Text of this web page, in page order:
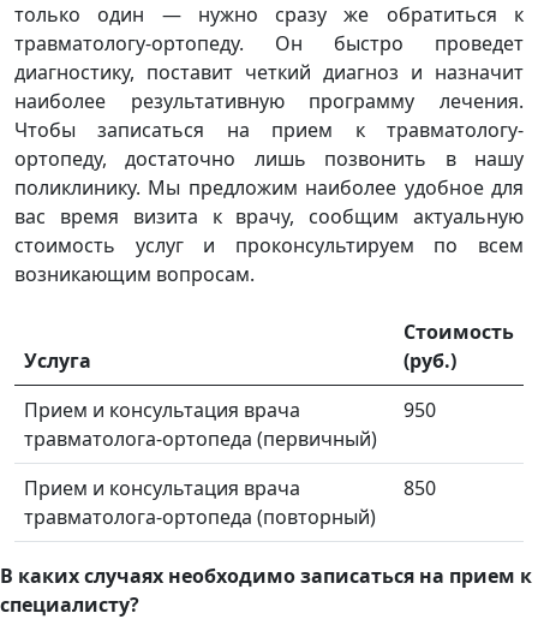
только один — нужно сразу же обратиться к
травматологу-ортопеду. Он быстро проведет
диагностику, поставит четкий диагноз и назначит
наиболее результативную программу лечения.
Чтобы записаться на прием к травматологу-
ортопеду, достаточно лишь позвонить в нашу
поликлинику. Мы предложим наиболее удобное для
вас время визита к врачу, сообщим актуальную
стоимость услуг и проконсультируем по всем
возникающим вопросам.
Услуга
Стоимость
(руб.)
Прием и консультация врача
травматолога-ортопеда (первичный)
950
Прием и консультация врача
травматолога-ортопеда (повторный)
850
В каких случаях необходимо записаться на прием к
специалисту?